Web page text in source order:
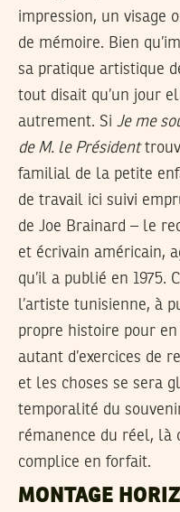
impression, un visage
de mémoire. Bien
sa pratique artistique
tout disait qu’un jour
autrement. Si Je me
de M. le Président
familial de la petite
de travail ici suivi
de Joe Brainard – le
et écrivain américain,
qu’il a publié en 1975.
l’artiste tunisienne, à
propre histoire pour
autant d’exercices de
et les choses se sera
temporalité du
rémanence du réel,
complice en forfait.
MONTAGE